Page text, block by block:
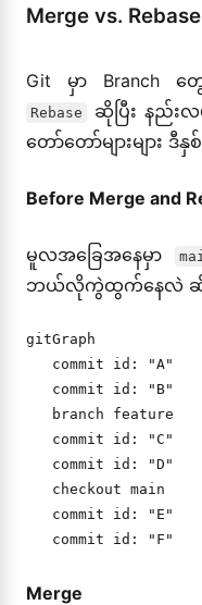
Merge vs. Rebase
Git မှာ Branch တွ
Rebase
ဆိုပြီး နည်းလ
တော်တော်များများ
Before Merge and
မူလအခြေအနေမှာ
ဘယ်လိုကွဲထွက်နေလဲ ဆို
gitGraph
   commit id: "A"
   commit id: "B"
   branch feature
   commit id: "C"
   commit id: "D"
   checkout main
   commit id: "E"
Merge